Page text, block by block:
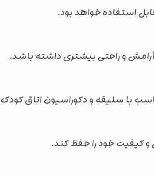
و راحتی بیشتری داشته باشد.
با سلیقه و دکوراسیون اتاق
و کیفیت خود را حفظ کند.